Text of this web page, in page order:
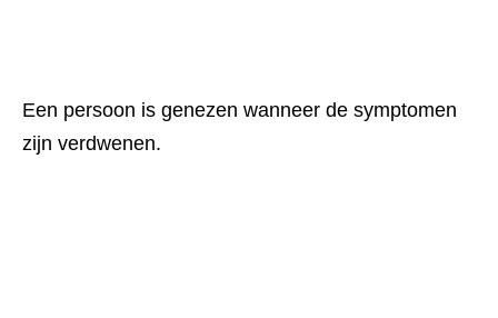
Een persoon is genezen wanneer de symptomen
zijn verdwenen.